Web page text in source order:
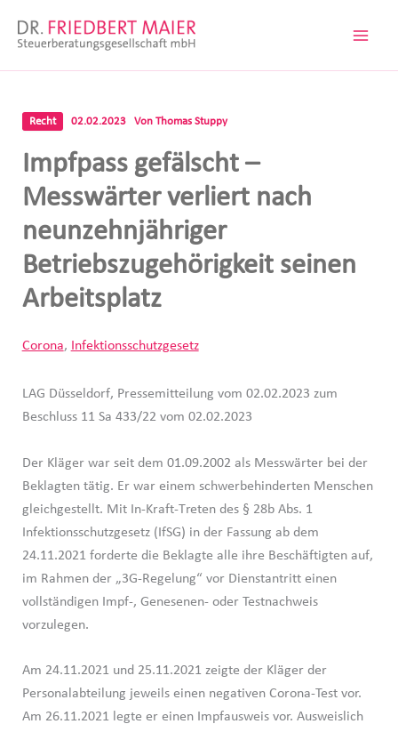
Inhalt
Recht 02.02.2023 Von Thomas Stuppy
Impfpass gefälscht –
Messwärter verliert nach
neunzehnjähriger
Betriebszugehörigkeit seinen
Arbeitsplatz
Corona, Infektionsschutzgesetz
LAG Düsseldorf, Pressemitteilung vom 02.02.2023 zum
Beschluss 11 Sa 433/22 vom 02.02.2023
Der Kläger war seit dem 01.09.2002 als Messwärter bei der
Beklagten tätig. Er war einem schwerbehinderten Menschen
gleichgestellt. Mit In-Kraft-Treten des § 28b Abs. 1
Infektionsschutzgesetz (IfSG) in der Fassung ab dem
24.11.2021 forderte die Beklagte alle ihre Beschäftigten auf,
im Rahmen der „3G-Regelung“ vor Dienstantritt einen
vollständigen Impf-, Genesenen- oder Testnachweis
vorzulegen.
Am 24.11.2021 und 25.11.2021 zeigte der Kläger der
Personalabteilung jeweils einen negativen Corona-Test vor.
Am 26.11.2021 legte er einen Impfausweis vor. Ausweislich